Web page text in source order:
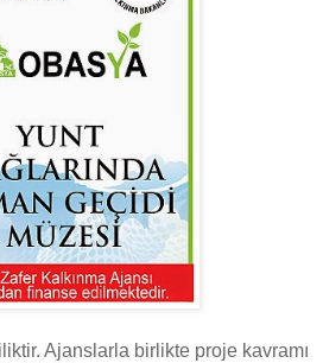
Ajanslarla birlikte proje kavramı